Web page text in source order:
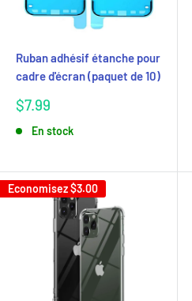
Ruban adhésif étanche pour
cadre d'écran (paquet de 10)
Prix
$7.99
En stock
Economisez$3.00